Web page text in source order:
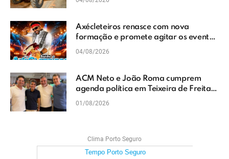
Axécleteiros renasce com nova
formação e promete agitar os eventos
do Extremo Sul da Bahia
04/08/2026
ACM Neto e João Roma cumprem
agenda política em Teixeira de Freitas
e reforçam projeto para o Extremo Sul
01/08/2026
Clima Porto Seguro